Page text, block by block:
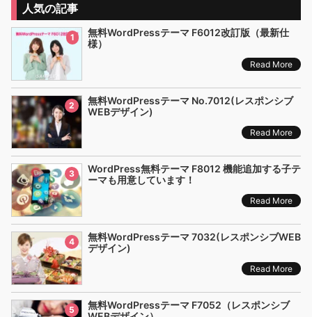
人気の記事
1
無料WordPressテーマ F6012改訂版（最新仕
様）
Read More
2
無料WordPressテーマ No.7012(レスポンシブ
WEBデザイン)
Read More
3
WordPress無料テーマ F8012 機能追加する子テ
ーマも用意しています！
Read More
4
無料WordPressテーマ 7032(レスポンシブWEB
デザイン)
Read More
5
無料WordPressテーマ F7052（レスポンシブ